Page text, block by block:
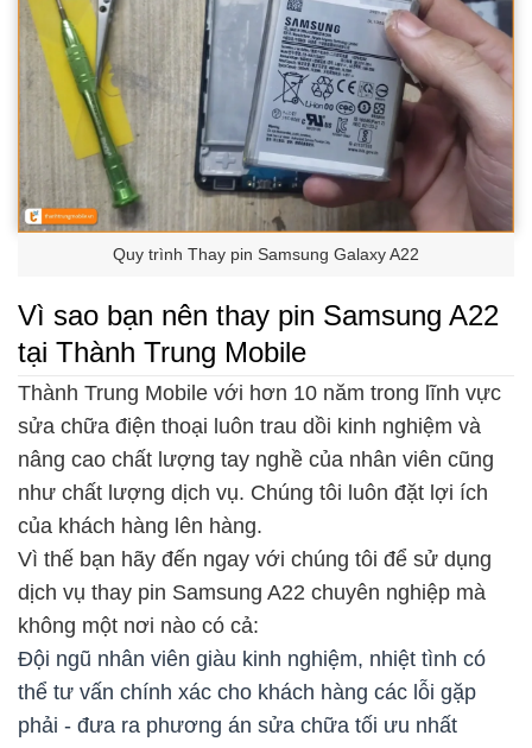
Quy trình Thay pin Samsung Galaxy A22
Vì sao bạn nên thay pin Samsung A22
tại Thành Trung Mobile
Thành Trung Mobile với hơn 10 năm trong lĩnh vực
sửa chữa điện thoại luôn trau dồi kinh nghiệm và
nâng cao chất lượng tay nghề của nhân viên cũng
như chất lượng dịch vụ. Chúng tôi luôn đặt lợi ích
của khách hàng lên hàng.
Vì thế bạn hãy đến ngay với chúng tôi để sử dụng
dịch vụ thay pin Samsung A22 chuyên nghiệp mà
không một nơi nào có cả:
Đội ngũ nhân viên giàu kinh nghiệm, nhiệt tình có
thể tư vấn chính xác cho khách hàng các lỗi gặp
phải - đưa ra phương án sửa chữa tối ưu nhất